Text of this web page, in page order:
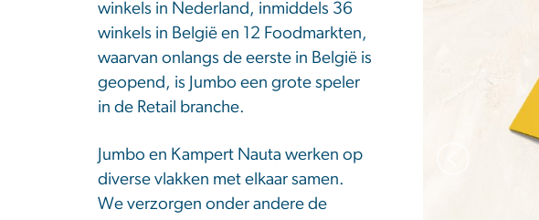
winkels in Nederland, inmiddels 36
winkels in België en 12 Foodmarkten,
waarvan onlangs de eerste in België is
geopend, is Jumbo een grote speler
in de Retail branche.
Jumbo en Kampert Nauta werken op
diverse vlakken met elkaar samen.
We verzorgen onder andere de